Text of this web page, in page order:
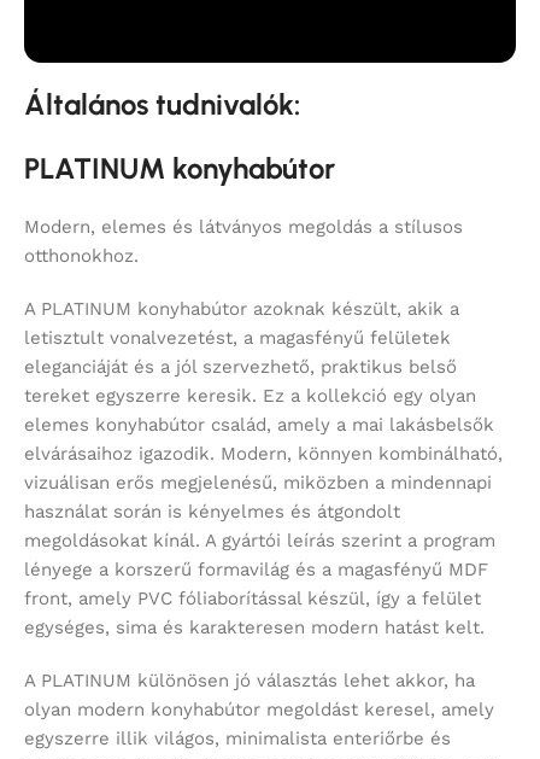
Általános tudnivalók:
PLATINUM konyhabútor
Modern, elemes és látványos megoldás a stílusos
otthonokhoz.
A PLATINUM konyhabútor azoknak készült, akik a
letisztult vonalvezetést, a magasfényű felületek
eleganciáját és a jól szervezhető, praktikus belső
tereket egyszerre keresik. Ez a kollekció egy olyan
elemes konyhabútor család, amely a mai lakásbelsők
elvárásaihoz igazodik. Modern, könnyen kombinálható,
vizuálisan erős megjelenésű, miközben a mindennapi
használat során is kényelmes és átgondolt
megoldásokat kínál. A gyártói leírás szerint a program
lényege a korszerű formavilág és a magasfényű MDF
front, amely PVC fóliaborítással készül, így a felület
egységes, sima és karakteresen modern hatást kelt.
A PLATINUM különösen jó választás lehet akkor, ha
olyan modern konyhabútor megoldást keresel, amely
egyszerre illik világos, minimalista enteriőrbe és